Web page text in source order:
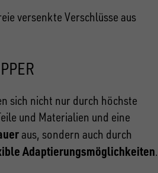
versenkte Verschlüsse aus
sich nicht nur durch höchste
und Materialien und eine
aus, sondern auch durch
Adaptierungsmöglichkeiten.